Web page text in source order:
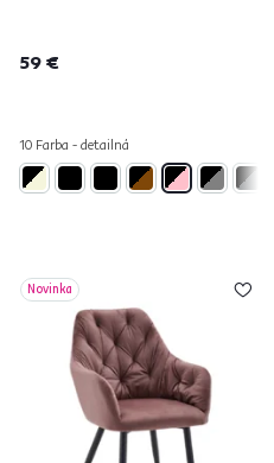
59 €
10 Farba - detailná
Novinka